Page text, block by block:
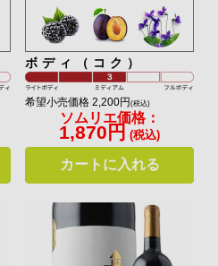
ボディ（コク）
希望小売価格 2,200円(税込)
ソムリエ価格：
1,870円 (税込)
カートに入れる